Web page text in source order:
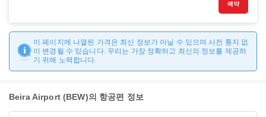
예약
이 페이지에 나열된 가격은 최신 정보가 아닐 수 있으며 사전 통지 없
이 변경될 수 있습니다. 우리는 가장 정확하고 최신의 정보를 제공하
기 위해 노력합니다.
Beira Airport (BEW)의 항공편 정보